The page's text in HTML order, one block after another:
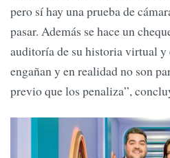
pero sí hay una prueba de
pasar. Además se hace un
auditoría de su historia virtual
engañan y en realidad no son
previo que los penaliza”,